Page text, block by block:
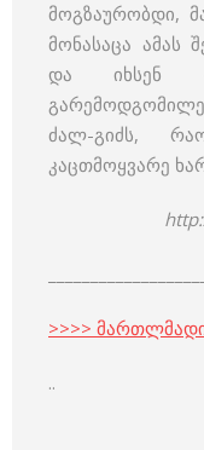
მოგზაურობდი,
მონასაცა ამას
და იხსენ
ძალ-გიძს,
კაცთმოყვარე
>>>>
..